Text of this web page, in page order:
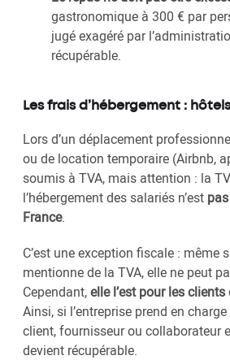
gastronomique à 300 € par
jugé exagéré par
récupérable.
Les frais d’hébergement :
Lors d’un déplacement
ou de location temporaire (Airbnb,
soumis à TVA, mais attention : la
l’hébergement des salariés n’est
France.
C’est une exception fiscale : même
mentionne de la TVA, elle ne peut
Cependant,elle l’est pour les
Ainsi, si l’entreprise prend en charge
client, fournisseur ou collaborateur
devient récupérable.